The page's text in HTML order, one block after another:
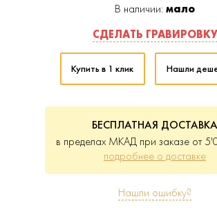
В наличии: мало
СДЕЛАТЬ ГРАВИРОВКУ
Купить в 1 клик Нашли
БЕСПЛАТНАЯ ДОСТАВКА
в пределах МКАД при заказе от
подробнее о доставке
Нашли ошибку?